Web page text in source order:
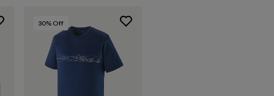
30% Off